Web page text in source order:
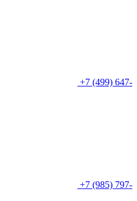
+7 (499) 647-
+7 (985) 797-